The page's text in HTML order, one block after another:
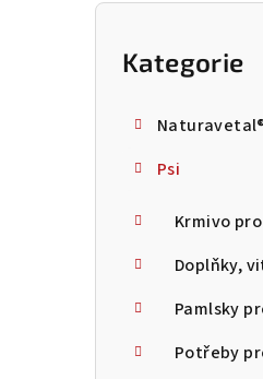
P
Přeskočit
kategorie
Kategorie
Psi
Krmivo
Doplňky,
Pamlsky
Potřeby